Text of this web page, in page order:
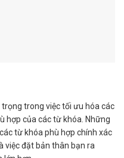
trong việc tối ưu hóa các
hợp của các từ khóa. Những
từ khóa phù hợp chính xác
việc đặt bản thân bạn ra